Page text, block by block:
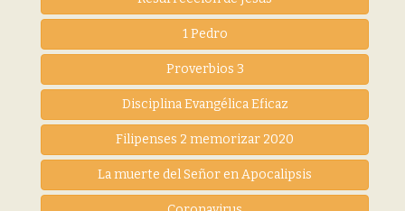
1 Pedro
Proverbios 3
Disciplina Evangélica Eficaz
Filipenses 2 memorizar 2020
La muerte del Señor en Apocalipsis